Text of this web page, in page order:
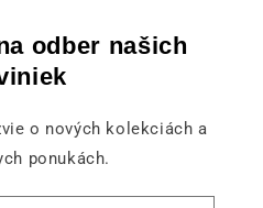
odber našich
o nových kolekciách a
ponukách.